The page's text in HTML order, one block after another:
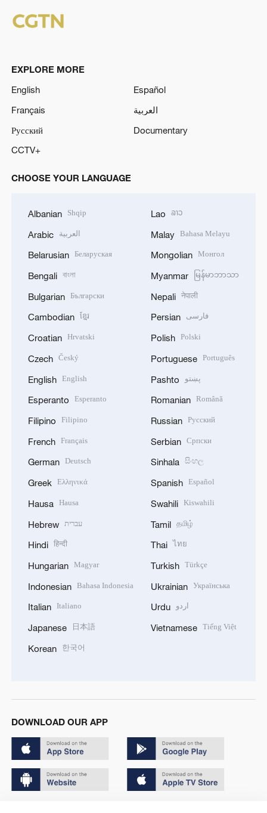
EXPLORE MORE
English
Español
Français
العربية
Русский
Documentary
CCTV+
CHOOSE YOUR LANGUAGE
Albanian Shqip
Arabic العربية
Belarusian Беларуская
Bengali বাংলা
Bulgarian Български
Cambodian ខ្មែរ
Croatian Hrvatski
Czech Český
English English
Esperanto Esperanto
Filipino Filipino
French Français
German Deutsch
Greek Ελληνικά
Hausa Hausa
Hebrew עברית
Hindi हिन्दी
Hungarian Magyar
Indonesian Bahasa Indonesia
Italian Italiano
Japanese 日本語
Korean 한국어
Lao ລາວ
Malay Bahasa Melayu
Mongolian Монгол
Myanmar မြန်မာဘာသာ
Nepali नेपाली
Persian فارسی
Polish Polski
Portuguese Português
Pashto پښتو
Romanian Română
Russian Русский
Serbian Српски
Sinhala සිංහල
Spanish Español
Swahili Kiswahili
Tamil தமிழ்
Thai ไทย
Turkish Türkçe
Ukrainian Українська
Urdu اردو
Vietnamese Tiếng Việt
DOWNLOAD OUR APP